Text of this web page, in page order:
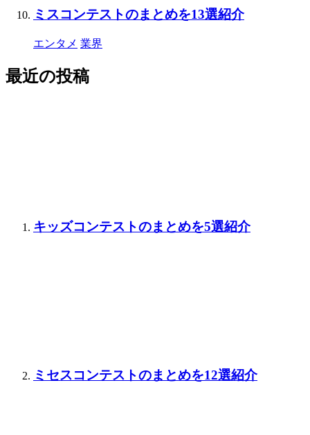
ミスコンテストのまとめを13選紹介
エンタメ 業界
最近の投稿
キッズコンテストのまとめを5選紹介
ミセスコンテストのまとめを12選紹介